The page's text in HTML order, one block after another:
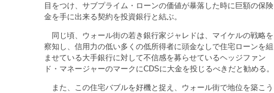
目をつけ、サブプライム・ローンの価値が暴落した時に巨額の保険
金を手に出来る契約を投資銀行と結ぶ。
同じ頃、ウォール街の若き銀行家ジャレドは、マイケルの戦略を
察知し、信用力の低い多くの低所得者に頭金なしで住宅ローンを組
ませている大手銀行に対して不信感を募らせているヘッジファン
ド・マネージャーのマークにCDSに大金を投じるべきだと勧める。
また、この住宅バブルを好機と捉え、ウォール街で地位を築こう